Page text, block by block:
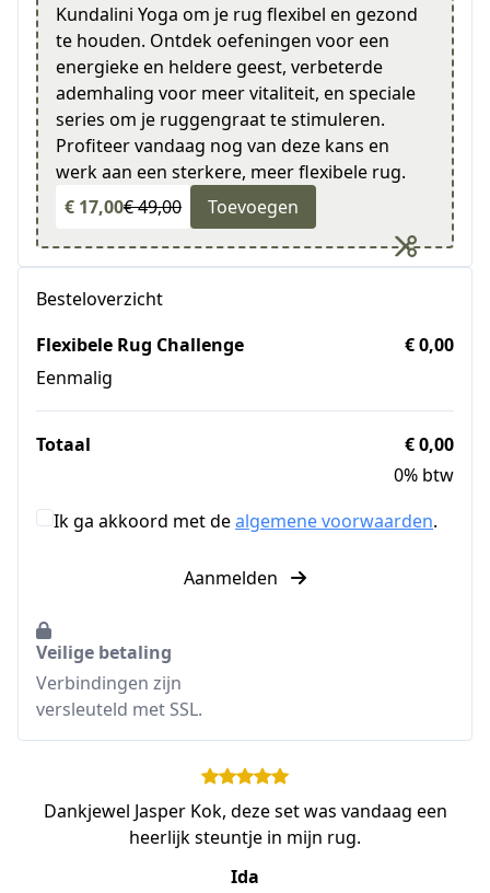
Kundalini Yoga om je rug flexibel en gezond
te houden. Ontdek oefeningen voor een
energieke en heldere geest, verbeterde
ademhaling voor meer vitaliteit, en speciale
series om je ruggengraat te stimuleren.
Profiteer vandaag nog van deze kans en
werk aan een sterkere, meer flexibele rug.
€ 17,00€ 49,00 Toevoegen
Besteloverzicht
Flexibele Rug Challenge
Eenmalig
€ 0,00
Totaal
€ 0,00
0% btw
Ik ga akkoord met dealgemene voorwaarden.
Aanmelden
Veilige betaling
Verbindingen zijn
versleuteld met SSL.
Dankjewel Jasper Kok, deze set was vandaag een
heerlijk steuntje in mijn rug.
Ida